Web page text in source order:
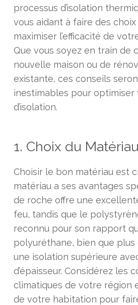
processus d’isolation
vous aidant à faire des
maximiser l’efficacité de
Que vous soyez en train de
nouvelle maison ou de
existante, ces conseils
inestimables pour
d’isolation.
1. Choix du
Choisir le bon matériau est
matériau a ses avantages
de roche offre une
feu, tandis que le
reconnu pour son rapport
polyuréthane, bien que
une isolation supérieure
d’épaisseur. Considérez les
climatiques de votre région
de votre habitation pour